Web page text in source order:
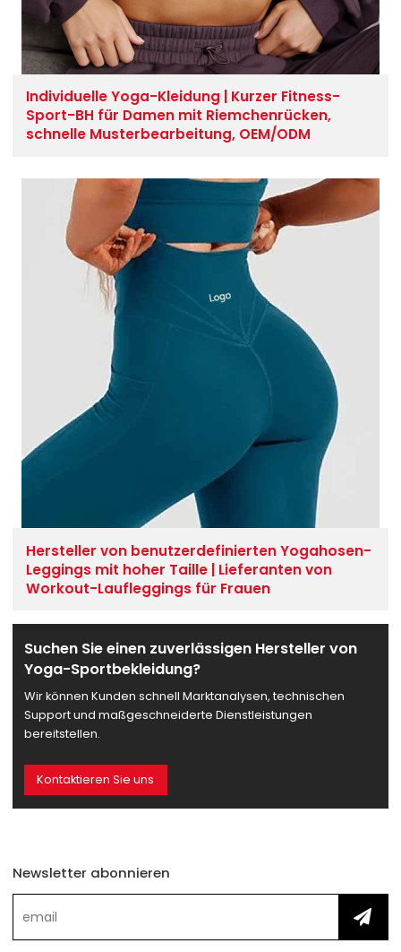
Individuelle Yoga-Kleidung | Kurzer Fitness-
Sport-BH für Damen mit Riemchenrücken,
schnelle Musterbearbeitung, OEM/ODM
Hersteller von benutzerdefinierten Yogahosen-
Leggings mit hoher Taille | Lieferanten von
Workout-Laufleggings für Frauen
Suchen Sie einen zuverlässigen Hersteller von
Yoga-Sportbekleidung?
Wir können Kunden schnell Marktanalysen, technischen
Support und maßgeschneiderte Dienstleistungen
bereitstellen.
Kontaktieren Sie uns
Newsletter abonnieren